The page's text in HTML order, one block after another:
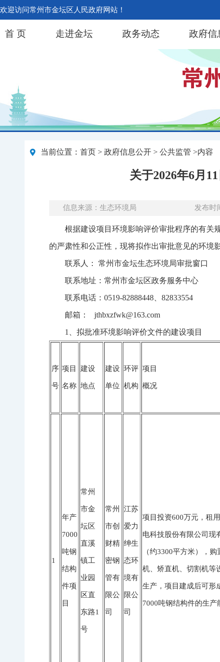
欢迎访问常州市金坛区人民政府网站！
首 页 走进金坛 政务动态 政府信
当前位置： 首页 > 政府信息公开 > 公共监管 >内容
关于2026年6月
信息来源：生态环境局 发布时
根据建设项目环境影响评价审批程序的有关
的严肃性和公正性，现将拟作出审批意见的环境
联系人： 常州市金坛生态环境局审批窗口
联系地址：常州市金坛区政务服务中心
联系电话：0519-82888448、82833554
邮箱： jthbxzfwk@163.com
1、拟批准环境影响评价文件的建设项目
序
号
项目
名称
建设
地点
建设
单位
环评
机构
项目
概况
1
年产
7000
吨钢
结构
件项
目
常州
市金
坛区
直溪
镇工
业园
区直
东路1
号
常州
市创
财精
密钢
管有
限公
司
江苏
爱力
绅生
态环
境有
限公
司
项目投资600万元，租
电科技股份有限公司现
（约3300平方米），购
机、矫直机、切割机等
生产，项目建成后可形
7000吨钢结构件的生产